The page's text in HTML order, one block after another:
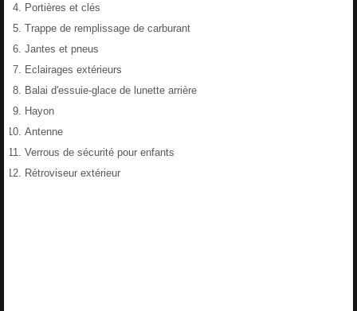
Portières et clés
Trappe de remplissage de carburant
Jantes et pneus
Eclairages extérieurs
Balai d'essuie-glace de lunette arrière
Hayon
Antenne
Verrous de sécurité pour enfants
Rétroviseur extérieur